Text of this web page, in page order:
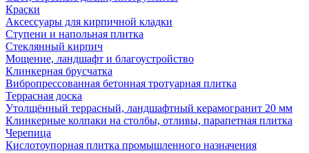
Краски
Аксессуары для кирпичной кладки
Ступени и напольная плитка
Cтеклянный кирпич
Мощение, ландшафт и благоустройство
Клинкерная брусчатка
Вибропрессованная бетонная тротуарная плитка
Террасная доска
Утолщённый террасный, ландшафтный керамогранит 20 мм
Клинкерные колпаки на столбы, отливы, парапетная плитка
Черепица
Кислотоупорная плитка промышленного назначения